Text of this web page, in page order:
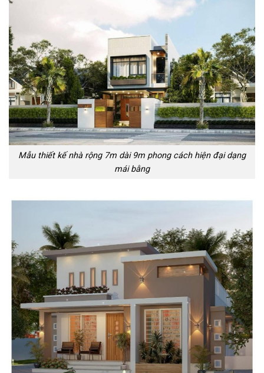
Mẫu thiết kế nhà rộng 7m dài 9m phong cách hiện đại dạng
mái bằng